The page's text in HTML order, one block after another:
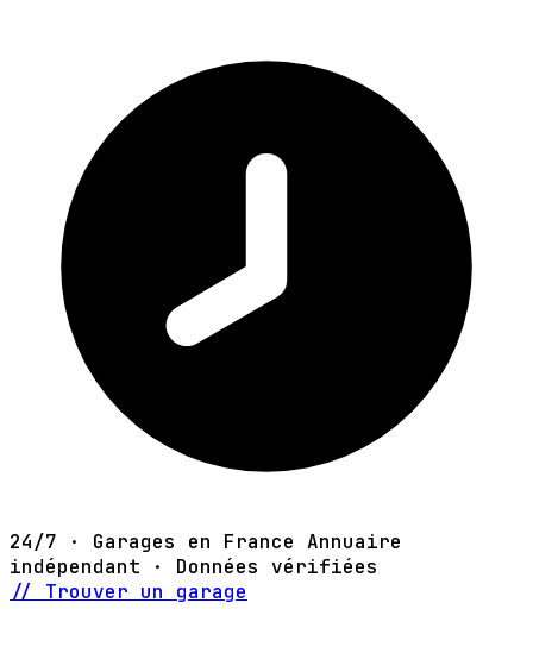
24/7 · Garages en France Annuaire
indépendant · Données vérifiées
// Trouver un garage